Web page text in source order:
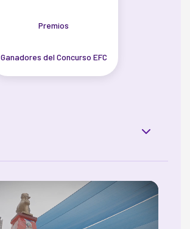
Premios
Ganadores del Concurso EFC